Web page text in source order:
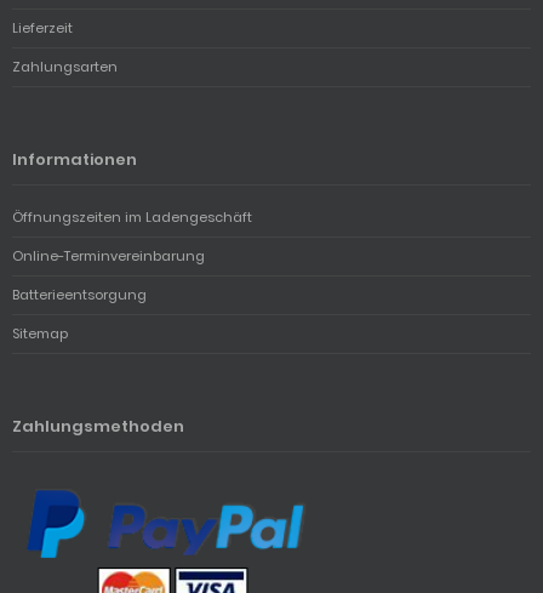
Lieferzeit
Zahlungsarten
Informationen
Öffnungszeiten im Ladengeschäft
Online-Terminvereinbarung
Batterieentsorgung
Sitemap
Zahlungsmethoden